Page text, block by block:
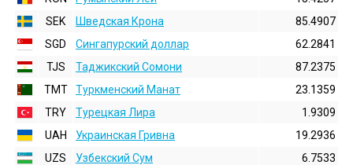
SEK
Шведская Крона
85.4907
SGD
Сингапурский доллар
62.2841
TJS
Таджикский Сомони
87.2375
TMT
Туркменский Манат
23.1359
TRY
Турецкая Лира
1.9309
UAH
Украинская Гривна
19.2936
UZS
Узбекский Сум
6.7533